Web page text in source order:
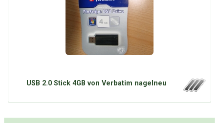
Google
Kategoriewolke
Tagwolke
USB 2.0 Stick 4GB von Verbatim nagelneu